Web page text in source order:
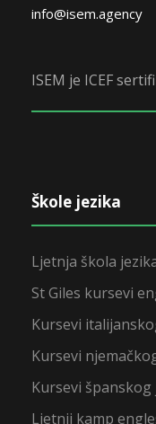
info@isem.agency
ISEM je ICEF
Škole jezika
Ljetnja škola
St Giles kursevi
Kursevi
Kursevi
Kursevi španskog
Ljetnji kamp